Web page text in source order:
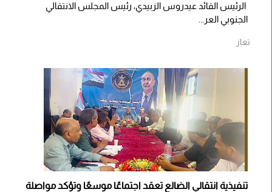
الرئيس القائد عيدروس الزبيدي، رئيس المجلس الانتقالي
الجنوبي العر...
تعاز
تنفيذية انتقالي الضالع تعقد اجتماعًا موسعًا وتؤكد مواصلة